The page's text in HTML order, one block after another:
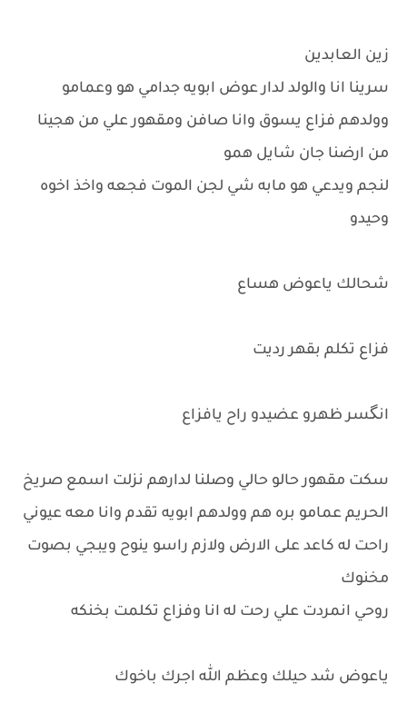
زين العابدين
سرينا انا والولد لدار عوض ابويه جدامي هو وعمامو
وولدهم فزاع يسوق وانا صافن ومقهور علي من هجينا
من ارضنا جان شايل همو
لنجم ويدعي هو مابه شي لجن الموت فجعه واخذ اخوه
وحيدو
شحالك ياعوض هساع
فزاع تكلم بقهر رديت
انگسر ظهرو عضيدو راح يافزاع
سكت مقهور حالو حالي وصلنا لدارهم نزلت اسمع صريخ
الحريم عمامو بره هم وولدهم ابويه تقدم وانا معه عيوني
راحت له كاعد على الارض ولازم راسو ينوح ويبجي بصوت
مخنوك
روحي انمردت علي رحت له انا وفزاع تكلمت بخنكه
ياعوض شد حيلك وعظم الله اجرك باخوك